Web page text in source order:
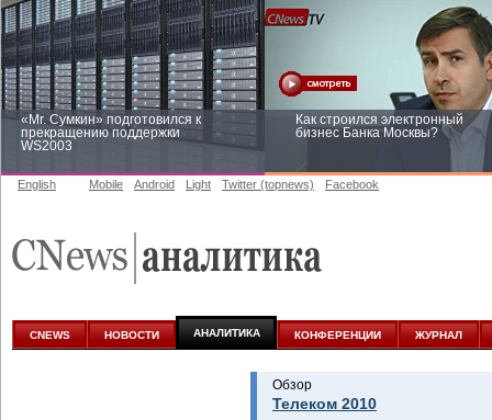
«Mr. Сумкин» подготовился к
прекращению поддержки
WS2003
Как строился электронный
бизнес Банка Москвы?
аналитике
English Mobile Android Light Twitter (topnews) Facebook
CNEWS НОВОСТИ АНАЛИТИКА КОНФЕРЕНЦИИ ЖУРНАЛ
Обзор
Телеком 2010